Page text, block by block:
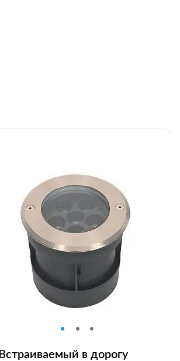
Встраиваемый в дорогу